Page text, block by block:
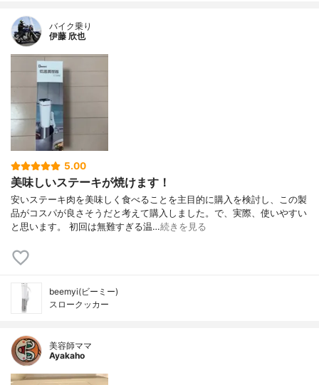
バイク乗り
伊藤 欣也
5.00
美味しいステーキが焼けます！
安いステーキ肉を美味しく食べることを主目的に購入を検討し、この製
品がコスパが良さそうだと考えて購入しました。で、実際、使いやすい
と思います。 初回は無難すぎる温…続きを見る
beemyi(ビーミー)
スロークッカー
美容師ママ
Ayakaho